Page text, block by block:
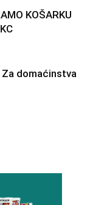
KOŠARKU
Za domaćinstva